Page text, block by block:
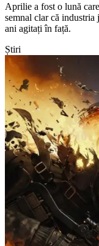
Aprilie a fost o lună
semnal clar că industria
ani agitați în față.
Știri